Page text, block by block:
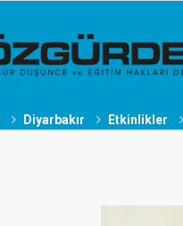
Diyarbakır Etkinlikler